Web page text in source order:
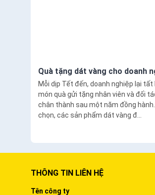
Quà tặng dát vàng cho doanh
Mỗi dịp Tết đến, doanh nghiệp lại
món quà gửi tặng nhân viên và đối
chân thành sau một năm đồng
chọn, các sản phẩm dát vàng đ...
THÔNG TIN LIÊN HỆ
Tên công ty